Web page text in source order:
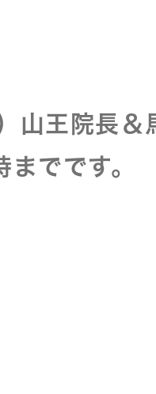
山王院長＆
でです。